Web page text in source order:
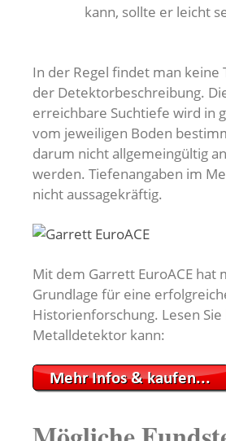
kann, sollte er leicht
In der Regel findet man keine
der Detektorbeschreibung.
erreichbare Suchtiefe wird in
vom jeweiligen Boden
darum nicht allgemeingültig
werden. Tiefenangaben im
nicht aussagekräftig.
Mit dem Garrett EuroACE hat
Grundlage für eine
Historienforschung. Lesen
Metalldetektor kann: